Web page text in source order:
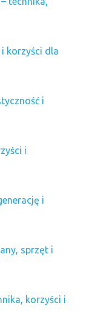
korzyści dla
i
i
i
sprzęt i
korzyści i